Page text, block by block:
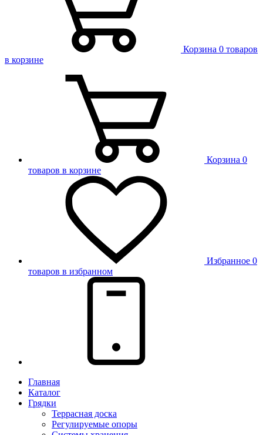
Корзина 0 товаров
в корзине
Корзина 0
товаров в корзине
Избранное 0
товаров в избранном
Главная
Каталог
Грядки
Террасная доска
Регулируемые опоры